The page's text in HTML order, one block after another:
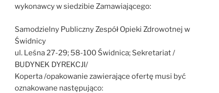
wykonawcy w siedzibie Zamawiającego:
Samodzielny Publiczny Zespół Opieki Zdrowotnej w
Świdnicy
ul. Leśna 27-29; 58-100 Świdnica; Sekretariat /
BUDYNEK DYREKCJI/
Koperta /opakowanie zawierające ofertę musi być
oznakowane następująco: